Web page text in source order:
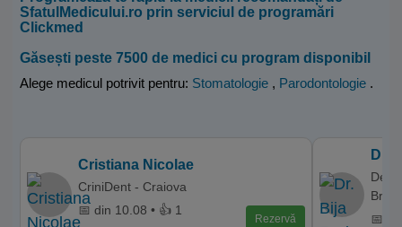
SfatulMedicului.ro prin serviciul de programări
Clickmed
Găsești peste 7500 de medici cu program disponibil
Alege medicul potrivit pentru: Stomatologie , Parodontologie .
Cristiana Nicolae
CriniDent - Craiova
📅 din 10.08 • 👍 1
Rezervă
Dr.
📅